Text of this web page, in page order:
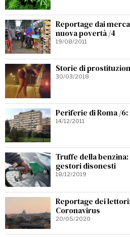
Reportage dai
nuova povertà /4
19/08/2011
Storie di
30/03/2018
Periferie di Roma /6:
14/12/2011
Truffe della benzina:
gestori disonesti
18/12/2019
Reportage dei
Coronavirus
20/05/2020